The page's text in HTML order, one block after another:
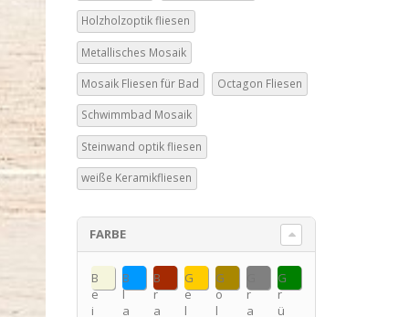
Holzholzoptik fliesen
Metallisches Mosaik
Mosaik Fliesen für Bad Octagon Fliesen
Schwimmbad Mosaik
Steinwand optik fliesen
weiße Keramikfliesen
FARBE
B
e
i
B
l
a
B
r
a
G
e
l
G
o
l
r
a
G
r
ü